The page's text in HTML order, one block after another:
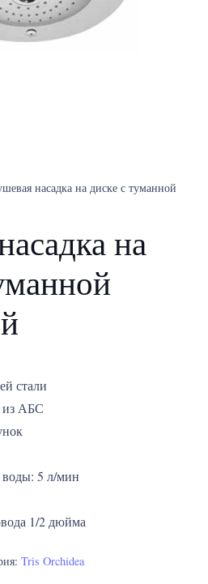
насадка на диске с туманной
на
стали
из АБС
5 л/мин
1/2 дюйма
Tris Orchidea